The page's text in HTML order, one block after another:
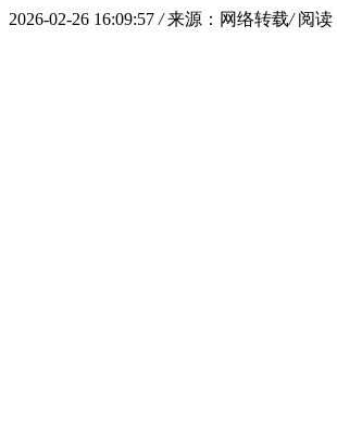
2026-02-26 16:09:57 / 来源：网络转载/ 阅读